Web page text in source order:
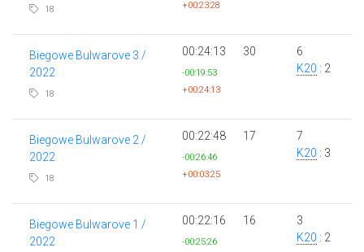
18
+00:23:28
Biegowe Bulwarove 3 /
2022
18
00:24:13
-00:19:53
+00:24:13
30
6
K20 : 2
Biegowe Bulwarove 2 /
2022
18
00:22:48
-00:26:46
+00:03:25
17
7
K20 : 3
Biegowe Bulwarove 1 /
2022
00:22:16
-00:25:26
16
3
K20 : 2